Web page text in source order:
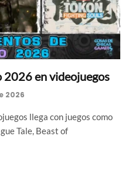
2026 en videojuegos
2026
llega con juegos como
Tale, Beast of